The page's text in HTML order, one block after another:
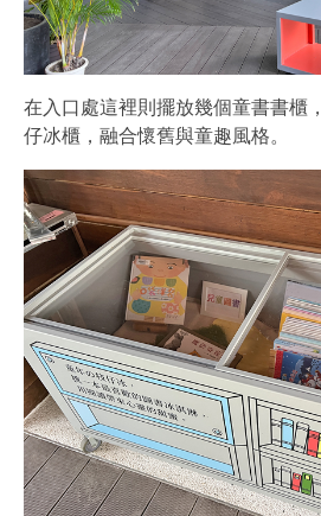
在入口處這裡則擺放幾個童書書櫃
仔冰櫃，融合懷舊與童趣風格。